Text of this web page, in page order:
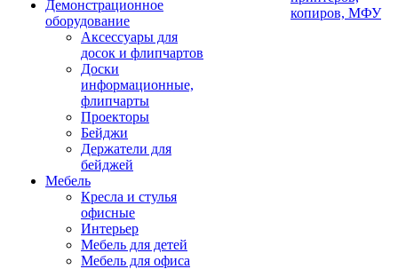
Демонстрационное
оборудование
Аксессуары для
досок и флипчартов
Доски
информационные,
флипчарты
Проекторы
Бейджи
Держатели для
бейджей
Мебель
Кресла и стулья
офисные
Интерьер
Мебель для детей
Мебель для офиса
копиров, МФУ